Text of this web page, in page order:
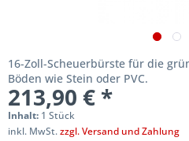
16-Zoll-Scheuerbürste für die
Böden wie Stein oder PVC.
213,90 € *
Inhalt: 1 Stück
inkl. MwSt.zzgl. Versand und Zahlung